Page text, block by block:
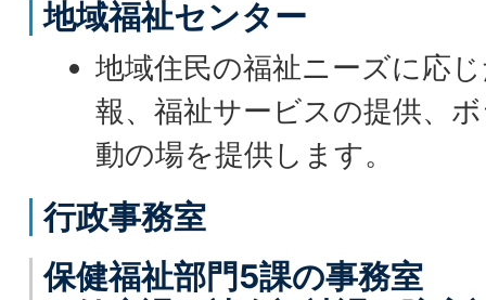
地域福祉センター
地域住民の福祉ニーズに応
報、福祉サービスの提供、
動の場を提供します。
行政事務室
保健福祉部門5課の事務室